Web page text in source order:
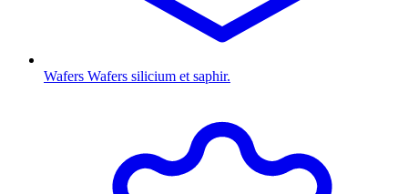
Wafers Wafers silicium et saphir.